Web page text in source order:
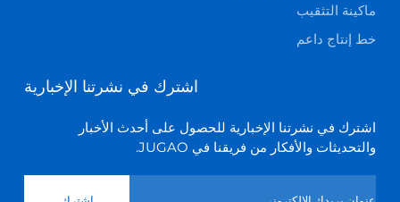
ماكينة التثقيب
خط إنتاج داعم
اشترك في نشرتنا الإخبارية
اشترك في نشرتنا الإخبارية للحصول على أحدث الأخبار
والتحديثات والأفكار من فريقنا في JUGAO.